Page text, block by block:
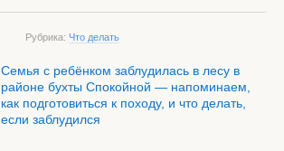
Рубрика: Что делать
Семья с ребёнком заблудилась в лесу в
районе бухты Спокойной — напоминаем,
как подготовиться к походу, и что делать,
если заблудился